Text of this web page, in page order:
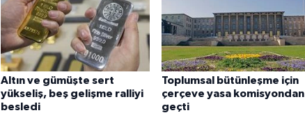
Altın ve gümüşte sert
yükseliş, beş gelişme ralliyi
besledi
Toplumsal bütünleşme için
çerçeve yasa komisyondan
geçti